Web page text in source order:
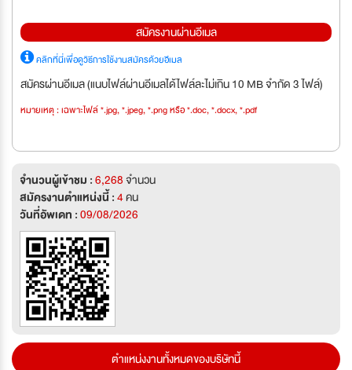
สมัครงานผ่านอีเมล
คลิกที่นี่เพื่อดูวิธีการใช้งานสมัครด้วยอีเมล
สมัครผ่านอีเมล (แนบไฟล์ผ่านอีเมลได้ไฟล์ละไม่เกิน 10 MB จำกัด 3 ไฟล์)
หมายเหตุ : เฉพาะไฟล์ *.jpg, *.jpeg, *.png หรือ *.doc, *.docx, *.pdf
จำนวนผู้เข้าชม :6,268จำนวน
สมัครงานตำแหน่งนี้ :4คน
วันที่อัพเดท :09/08/2026
ตำแหน่งงานทั้งหมดของบริษัทนี้